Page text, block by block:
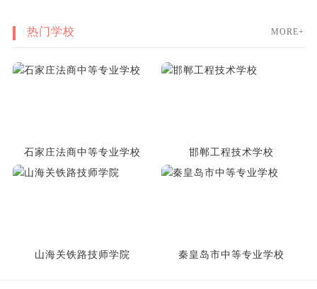
热门学校 MORE+
石家庄法商中等专业学校 邯郸工程技术学校
山海关铁路技师学院 秦皇岛市中等专业学校